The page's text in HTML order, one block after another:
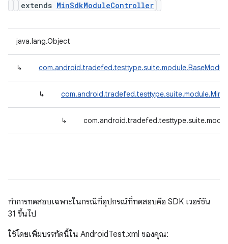
extends MinSdkModuleController
java.lang.Object
↳
↳
↳
ทำการทดสอบเฉพาะในกรณีที่อุปกรณ์ที่ทดสอบคือ SDK เวอร์ชัน
31 ขึ้นไป
ใช้โดยเพิ่มบรรทัดนี้ใน AndroidTest.xml ของคุณ: